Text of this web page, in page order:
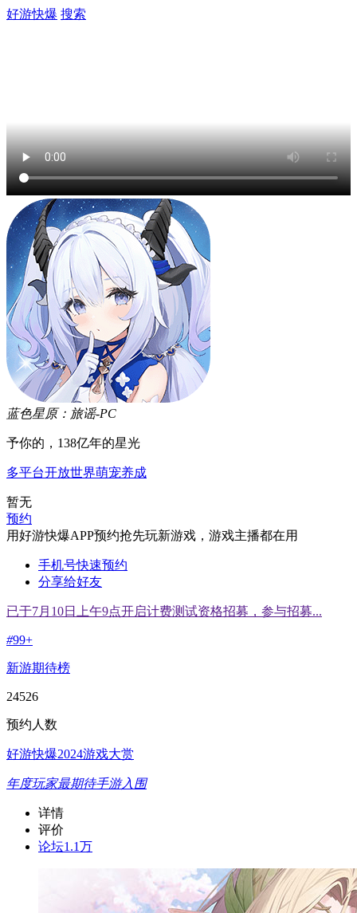
好游快爆 搜索
蓝色星原：旅谣-PC
予你的，138亿年的星光
多平台开放世界萌宠养成
暂无
预约
用好游快爆APP预约抢先玩新游戏，游戏主播都在用
手机号快速预约
分享给好友
已于7月10日上午9点开启计费测试资格招募，参与招募...
#99+
新游期待榜
24526
预约人数
好游快爆2024游戏大赏
年度玩家最期待手游入围
详情
评价
论坛1.1万